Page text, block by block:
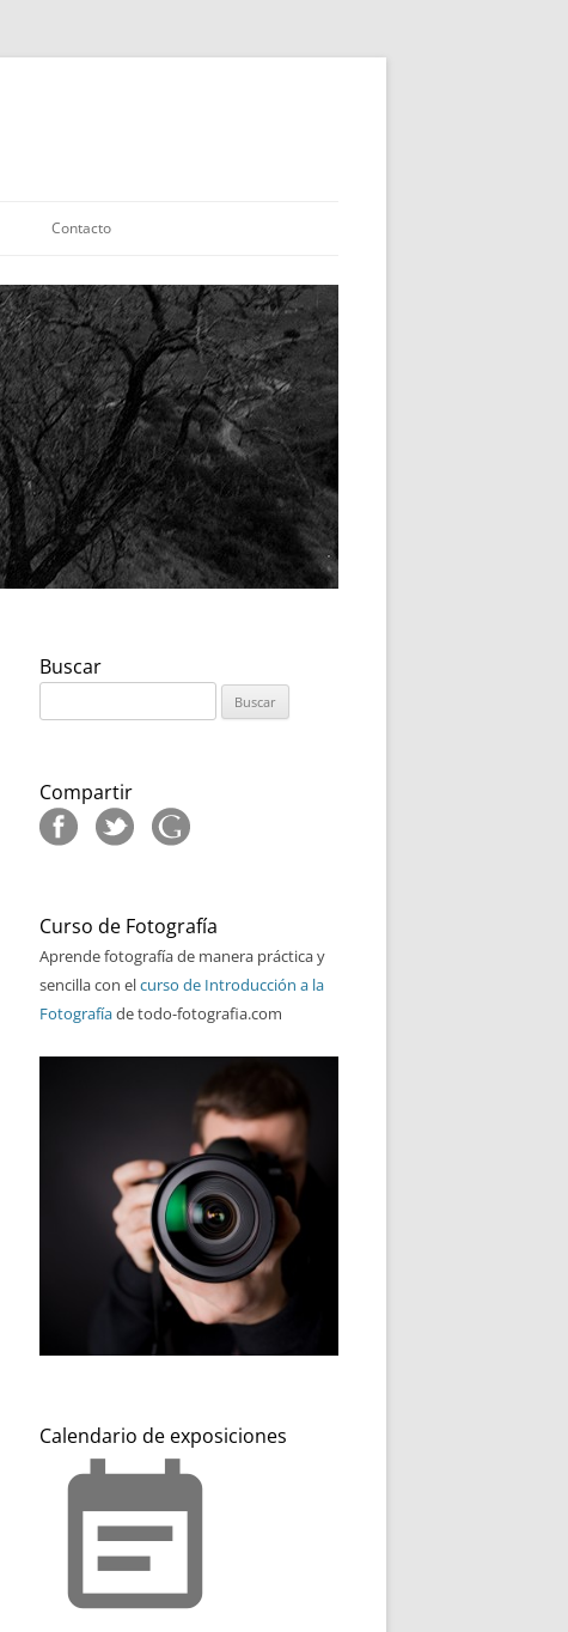
Contacto
Buscar
Compartir
Curso de Fotografía
Aprende fotografía de manera práctica y
sencilla con elcurso de Introducción a la
Fotografíade todo-fotografia.com
Calendario de exposiciones
event_note